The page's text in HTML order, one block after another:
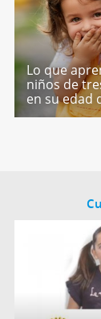
Lo que
niños de
en su edad